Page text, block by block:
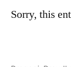
Sorry, this